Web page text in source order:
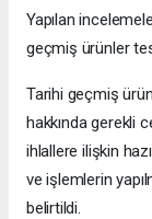
Yapılan
geçmiş ürünler
Tarihi geçmiş
hakkında gerekli
ihlallere ilişkin
ve işlemlerin
belirtildi.